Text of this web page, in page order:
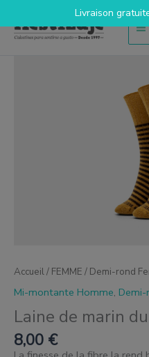
contenu
Accueil/ FEMME / Demi-rond
Mi-montante Homme,
Laine de marin
8,00 €
Livraison